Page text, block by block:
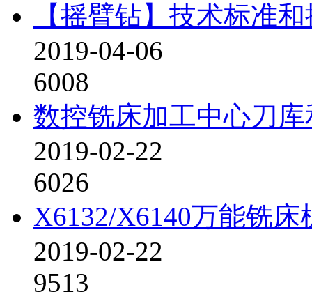
【摇臂钻】技术标准
2019-04-06
6008
数控铣床加工中心刀
2019-02-22
6026
X6132/X6140万能铣
2019-02-22
9513